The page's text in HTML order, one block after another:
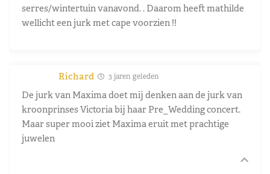
serres/wintertuin vanavond. . Daarom heeft mathilde
wellicht een jurk met cape voorzien !!
Richard 3 jaren geleden
De jurk van Maxima doet mij denken aan de jurk van
kroonprinses Victoria bij haar Pre_Wedding concert.
Maar super mooi ziet Maxima eruit met prachtige
juwelen